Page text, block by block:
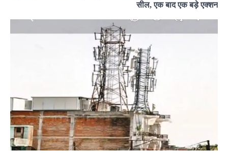
सील, एक बाद एक बड़े एक्शन